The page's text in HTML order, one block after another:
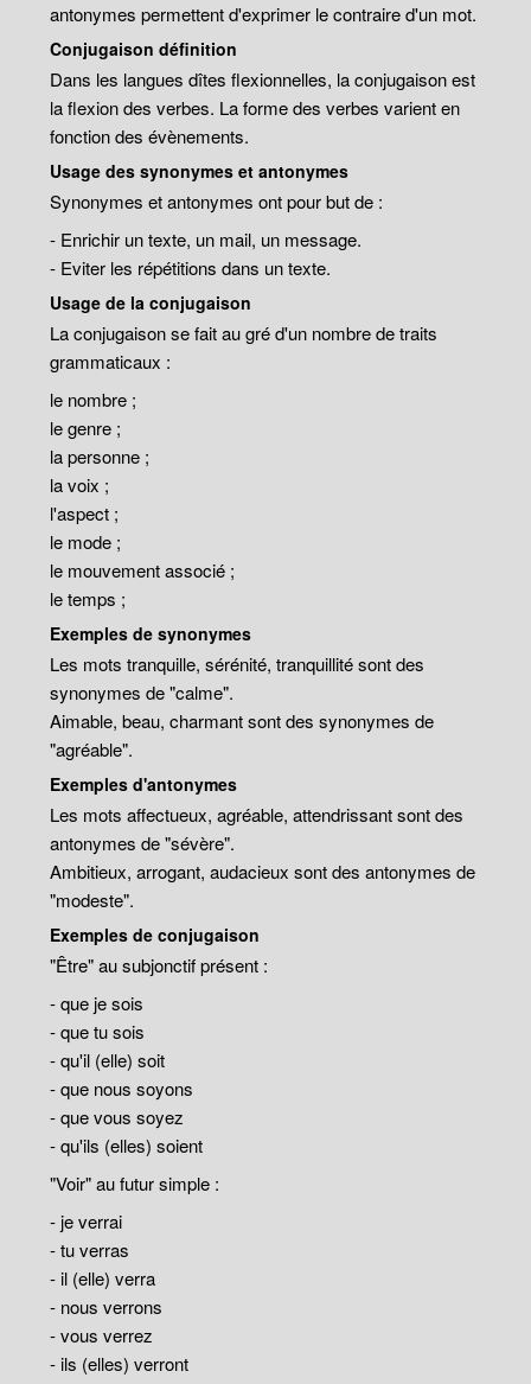
antonymes permettent d'exprimer le contraire d'un mot.
Conjugaison définition
Dans les langues dîtes flexionnelles, la conjugaison est
la flexion des verbes. La forme des verbes varient en
fonction des évènements.
Usage des synonymes et antonymes
Synonymes et antonymes ont pour but de :
- Enrichir un texte, un mail, un message.
- Eviter les répétitions dans un texte.
Usage de la conjugaison
La conjugaison se fait au gré d'un nombre de traits
grammaticaux :
le nombre ;
le genre ;
la personne ;
la voix ;
l'aspect ;
le mode ;
le mouvement associé ;
le temps ;
Exemples de synonymes
Les mots tranquille, sérénité, tranquillité sont des
synonymes de "calme".
Aimable, beau, charmant sont des synonymes de
"agréable".
Exemples d'antonymes
Les mots affectueux, agréable, attendrissant sont des
antonymes de "sévère".
Ambitieux, arrogant, audacieux sont des antonymes de
"modeste".
Exemples de conjugaison
"Être" au subjonctif présent :
- que je sois
- que tu sois
- qu'il (elle) soit
- que nous soyons
- que vous soyez
- qu'ils (elles) soient
"Voir" au futur simple :
- je verrai
- tu verras
- il (elle) verra
- nous verrons
- vous verrez
- ils (elles) verront